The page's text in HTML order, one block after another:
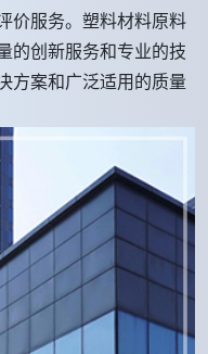
价服务。塑料材料原料
的创新服务和专业的技
方案和广泛适用的质量